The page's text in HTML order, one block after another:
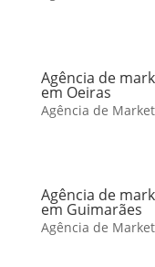
Agência de
em Oeiras
Agência de
Agência de
em Guimarães
Agência de